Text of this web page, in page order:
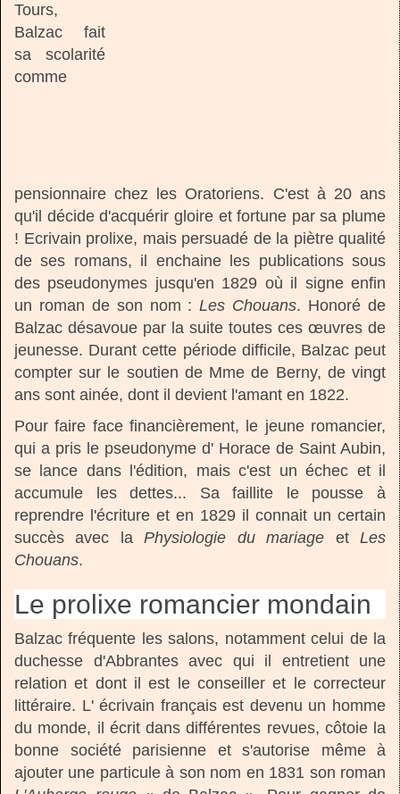
Tours,
Balzac fait
sa scolarité
comme
pensionnaire chez les Oratoriens. C'est à 20 ans
qu'il décide d'acquérir gloire et fortune par sa plume
! Ecrivain prolixe, mais persuadé de la piètre qualité
de ses romans, il enchaine les publications sous
des pseudonymes jusqu'en 1829 où il signe enfin
un roman de son nom :Les Chouans. Honoré de
Balzac désavoue par la suite toutes ces œuvres de
jeunesse. Durant cette période difficile, Balzac peut
compter sur le soutien de Mme de Berny, de vingt
ans sont ainée, dont il devient l'amant en 1822.
Pour faire face financièrement, le jeune romancier,
qui a pris le pseudonyme d' Horace de Saint Aubin,
se lance dans l'édition, mais c'est un échec et il
accumule les dettes... Sa faillite le pousse à
reprendre l'écriture et en 1829 il connait un certain
succès avec laPhysiologie du mariage etLes
Chouans.
Le prolixe romancier mondain
Balzac fréquente les salons, notamment celui de la
duchesse d'Abbrantes avec qui il entretient une
relation et dont il est le conseiller et le correcteur
littéraire. L' écrivain français est devenu un homme
du monde, il écrit dans différentes revues, côtoie la
bonne société parisienne et s'autorise même à
ajouter une particule à son nom en 1831 son roman